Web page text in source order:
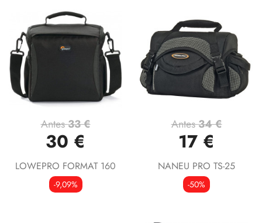
Antes33 €
30 €
LOWEPRO FORMAT 160
-9,09%
Antes34 €
17 €
NANEU PRO TS-25
-50%